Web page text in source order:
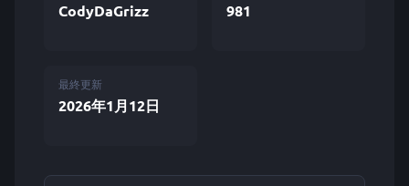
CodyDaGrizz 981
最終更新
2026年1月12日